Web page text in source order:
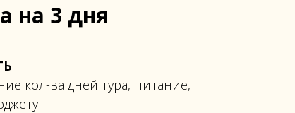
на 3 дня
кол-ва дней тура, питание,